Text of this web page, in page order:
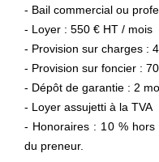
- Bail commercial ou
- Loyer : 550 € HT / mois
- Provision sur charges :
- Provision sur foncier :
- Dépôt de garantie : 2
- Loyer assujetti à la TVA
- Honoraires : 10 %
du preneur.